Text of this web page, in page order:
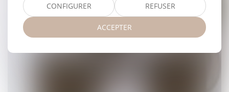
CONFIGURER REFUSER
ACCEPTER